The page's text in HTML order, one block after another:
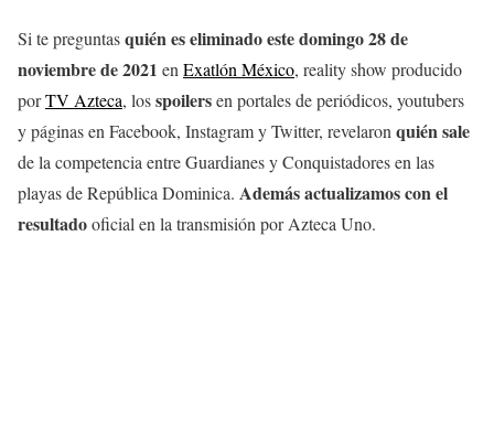
Si te preguntasquién es eliminado este domingo 28 de
noviembrede 2021 en Exatlón México, reality show producido
porTV Azteca, losspoilersen portales de periódicos, youtubers
y páginas en Facebook, Instagram y Twitter, revelaron quién sale
de la competencia entre Guardianes y Conquistadores en las
playas de República Dominica. Además actualizamos con el
resultadooficial en la transmisión por Azteca Uno.